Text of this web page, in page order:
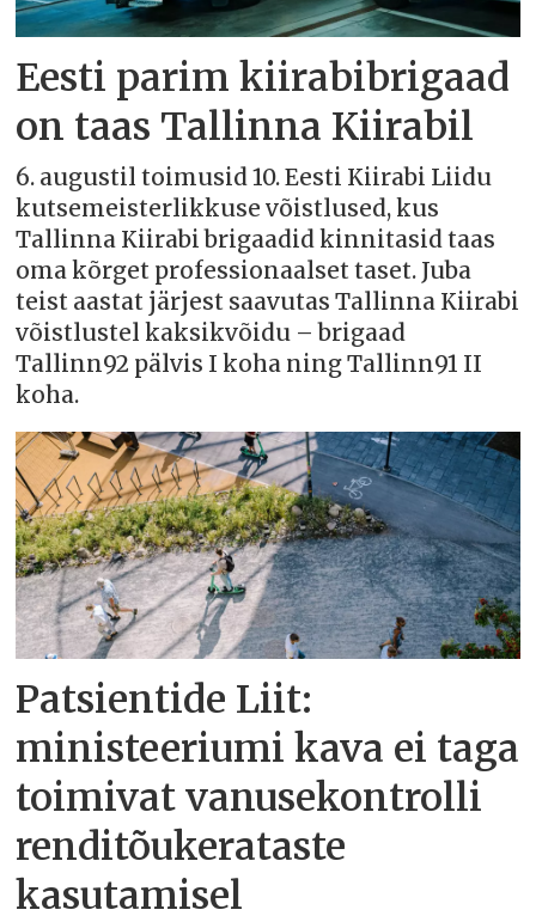
Eesti parim kiirabibrigaad
on taas Tallinna Kiirabil
6. augustil toimusid 10. Eesti Kiirabi Liidu
kutsemeisterlikkuse võistlused, kus
Tallinna Kiirabi brigaadid kinnitasid taas
oma kõrget professionaalset taset. Juba
teist aastat järjest saavutas Tallinna Kiirabi
võistlustel kaksikvõidu – brigaad
Tallinn92 pälvis I koha ning Tallinn91 II
koha.
Patsientide Liit:
ministeeriumi kava ei taga
toimivat vanusekontrolli
renditõukerataste
kasutamisel